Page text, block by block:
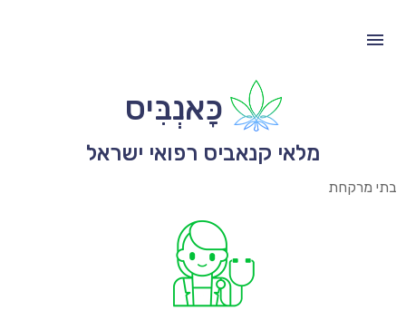
כָּאנְבִּיס
מלאי קנאביס רפואי ישראל
בתי מרקחת